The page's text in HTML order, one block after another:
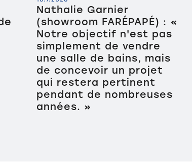
Nathalie Garnier
(showroom FARÉPAPÉ) : «
Notre objectif n'est pas
simplement de vendre
une salle de bains, mais
de concevoir un projet
qui restera pertinent
pendant de nombreuses
années. »